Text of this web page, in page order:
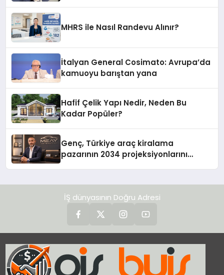
MHRS ile Nasıl Randevu Alınır?
İtalyan General Cosimato: Avrupa’da
kamuoyu barıştan yana
Hafif Çelik Yapı Nedir, Neden Bu
Kadar Popüler?
Genç, Türkiye araç kiralama
pazarının 2034 projeksiyonlarını
İŞ dünyasının Doğru Adresi